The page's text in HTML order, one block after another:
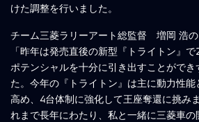
けた調整を行いました。
チーム三菱ラリーアート総監督 増岡 浩の
「昨年は発売直後の新型『トライトン』で
ポテンシャルを十分に引き出すことがで
た。今年の『トライトン』は主に動力性能
高め、4台体制に強化して王座奪還に挑み
れまで長年にわたり、私と一緒に三菱車